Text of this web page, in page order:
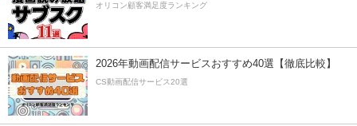
オリコン顧客満足度ランキング
2026年動画配信サービスおすすめ40選【徹底比較】
CS動画配信サービス20選